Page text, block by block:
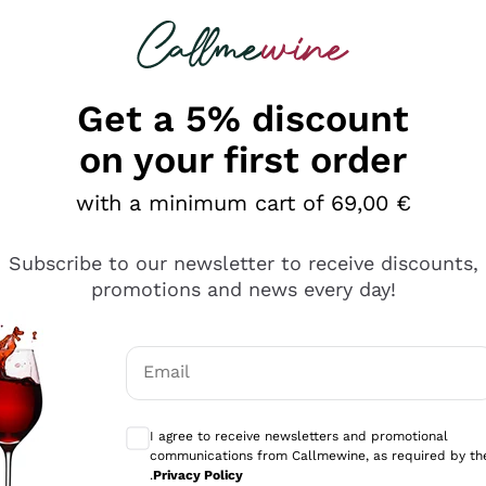
looking for
è male ma secondo me ci sono alternative che
Get a 5% discount
on your first order
with a minimum cart of 69,00 €
Subscribe to our newsletter to receive discounts,
promotions and news every day!
Email
I agree to receive newsletters and promotional
communications from Callmewine, as required by
.Privacy Policy